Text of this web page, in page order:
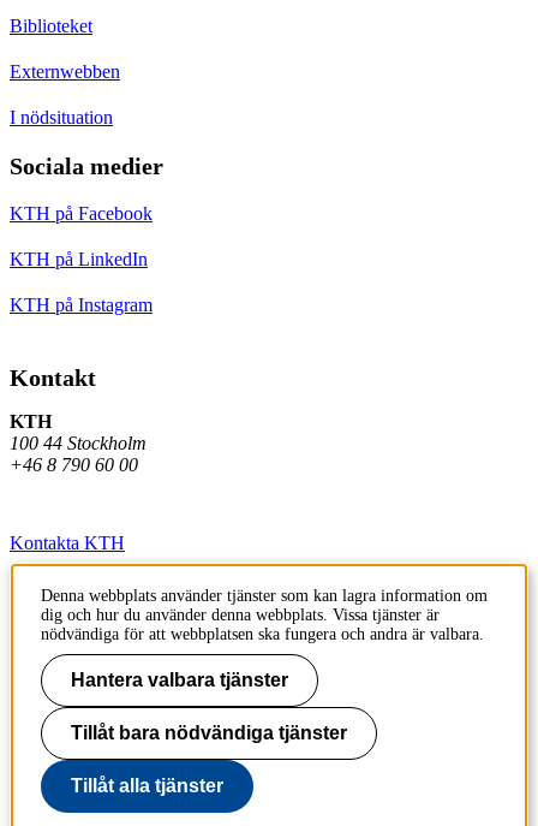
Biblioteket
Externwebben
I nödsituation
Sociala medier
KTH på Facebook
KTH på LinkedIn
KTH på Instagram
Kontakt
KTH
100 44 Stockholm
+46 8 790 60 00
Kontakta KTH
Jobba på KTH
Press och media
Faktura och betalning KTH
Om KTH:s webbplatser
Tillgänglighetsredogörelse
Denna webbplats använder tjänster som kan lagra information om
dig och hur du använder denna webbplats. Vissa tjänster är
nödvändiga för att webbplatsen ska fungera och andra är valbara.
Hantera valbara tjänster
Tillåt bara nödvändiga tjänster
Tillåt alla tjänster